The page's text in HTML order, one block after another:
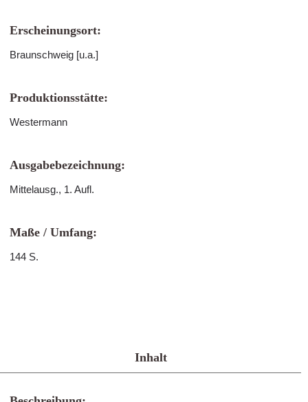
Erscheinungsort:
Braunschweig [u.a.]
Produktionsstätte:
Westermann
Ausgabebezeichnung:
Mittelausg., 1. Aufl.
Maße / Umfang:
144 S.
Inhalt